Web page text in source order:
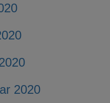
2020